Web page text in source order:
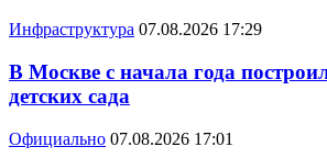
Инфраструктура 07.08.2026 17:29
В Москве с начала года
детских сада
Официально 07.08.2026 17:01